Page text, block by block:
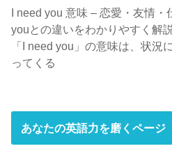
I need you 意味 – 恋愛・友情・
youとの違いをわかりやすく解
「I need you」の意味は、状況
ってくる
あなたの英語力を磨くページ